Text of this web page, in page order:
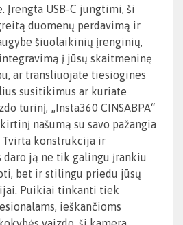
Įrengta USB-C jungtimi, ši
duomenų perdavimą ir
šiuolaikinių įrenginių,
į jūsų skaitmeninę
ar transliuojate tiesiogines
susitikimus ar kuriate
turinį, „Insta360 CINSABPA“
našumą su savo pažangia
konstrukcija ir
daro ją ne tik galingu įrankiu
bet ir stilingu priedu jūsų
Puikiai tinkanti tiek
ieškančioms